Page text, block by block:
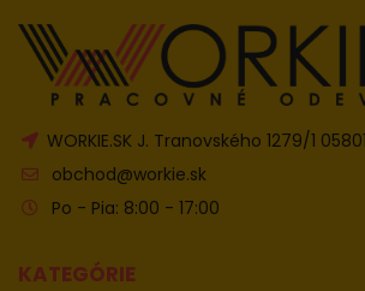
WORKIE.SK J. Tranovského 1279/1
obchod@workie.sk
Po - Pia: 8:00 - 17:00
KATEGÓRIE